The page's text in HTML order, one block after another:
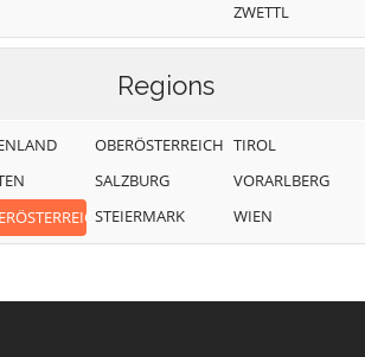
ZWETTL
Regions
OBERÖSTERREICH
SALZBURG
STEIERMARK
TIROL
VORARLBERG
WIEN